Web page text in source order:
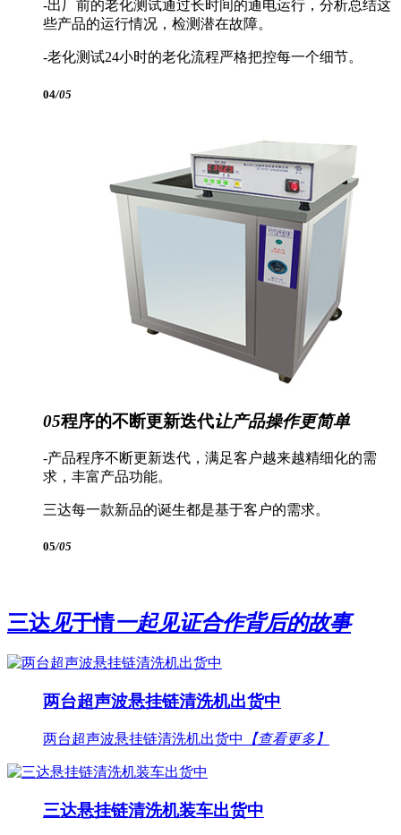
-出厂前的老化测试通过长时间的通电运行，分析总结这
些产品的运行情况，检测潜在故障。
-老化测试24小时的老化流程严格把控每一个细节。
04/05
05程序的不断更新迭代让产品操作更简单
-产品程序不断更新迭代，满足客户越来越精细化的需
求，丰富产品功能。
三达每一款新品的诞生都是基于客户的需求。
05/05
三达见于情一起见证合作背后的故事
两台超声波悬挂链清洗机出货中
两台超声波悬挂链清洗机出货中 【查看更多】
三达悬挂链清洗机装车出货中